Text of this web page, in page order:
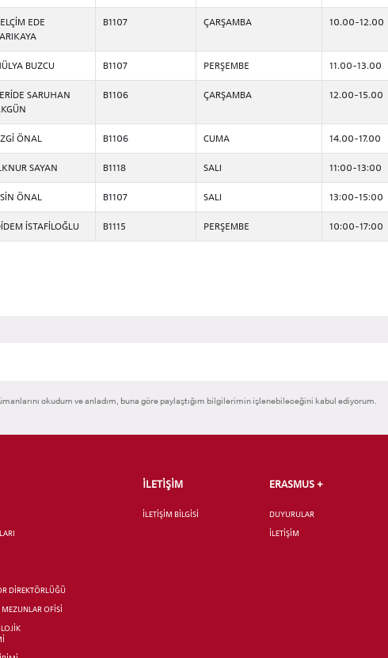
EDE
B1107 ÇARŞAMBA 10.00-12.00
BUZCU B1107 PERŞEMBE 11.00-13.00
SARUHAN
B1106 ÇARŞAMBA 12.00-15.00
ÖNAL B1106 CUMA 14.00-17.00
SAYAN B1118 SALI 11:00-13:00
ÖNAL B1107 SALI 13:00-15:00
İSTAFİLOĞLU B1115 PERŞEMBE 10:00-17:00
okudum ve anladım, buna göre paylaştığım bilgilerimin işlenebileceğini kabul ediyorum.
DİREKTÖRLÜĞÜ
MEZUNLAR OFİSİ
İLETİŞİM
İLETİŞİM BİLGİSİ
ERASMUS +
DUYURULAR
İLETİŞİM